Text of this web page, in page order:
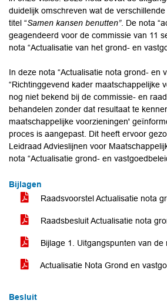
duidelijk omschreven wat de
titel “Samen kansen benutten”. De nota
geagendeerd voor de commissie van 11
nota “Actualisatie van het grond- en
In deze nota “Actualisatie nota grond- en
“Richtinggevend kader maatschappelijke
nog niet bekend bij de commissie- en
behandelen zonder dat resultaat te
maatschappelijke voorzieningen'
proces is aangepast. Dit heeft ervoor
Leidraad Advieslijnen voor
nota “Actualisatie grond- en
Bijlagen
Raadsvoorstel Actualisatie nota
Raadsbesluit Actualisatie nota
Bijlage 1. Uitgangspunten van
Actualisatie Nota Grond en
Besluit